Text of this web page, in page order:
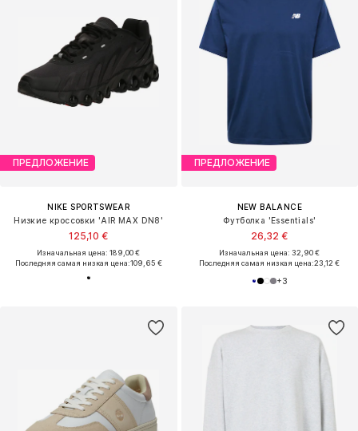
ПРЕДЛОЖЕНИЕ
NIKE SPORTSWEAR
Низкие кроссовки 'AIR MAX DN8'
125,10 €
Изначальная цена: 189,00 €
Последняя самая низкая цена:109,65 €
ПРЕДЛОЖЕНИЕ
NEW BALANCE
Футболка 'Essentials'
26,32 €
Изначальная цена: 32,90 €
Последняя самая низкая цена:23,12 €
+3